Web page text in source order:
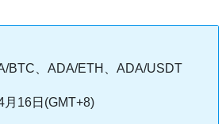
、ADA/ETH、ADA/USDT
月16日(GMT+8)